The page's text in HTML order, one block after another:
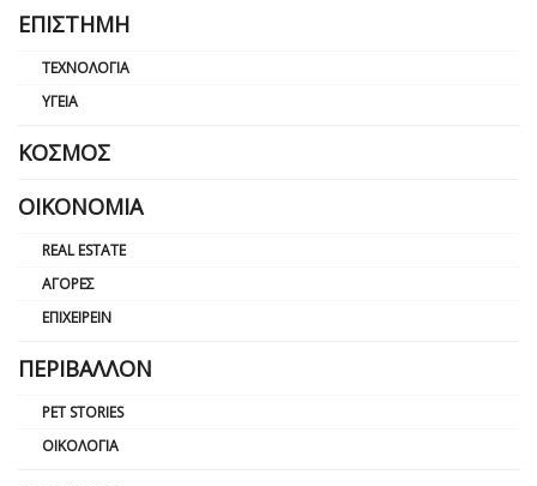
ΕΠΙΣΤΉΜΗ
ΤΕΧΝΟΛΟΓΊΑ
ΥΓΕΊΑ
ΚΌΣΜΟΣ
ΟΙΚΟΝΟΜΊΑ
REAL ESTATE
ΑΓΟΡΈΣ
ΕΠΙΧΕΙΡΕΊΝ
ΠΕΡΙΒΆΛΛΟΝ
PET STORIES
ΟΙΚΟΛΟΓΊΑ